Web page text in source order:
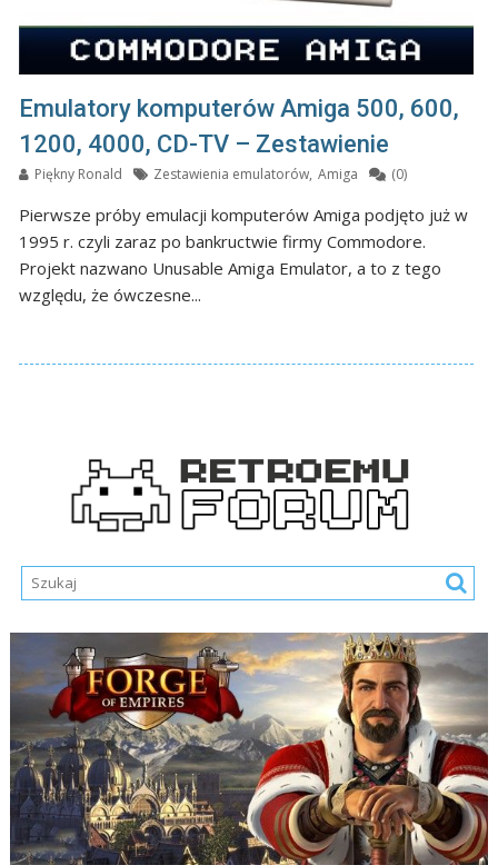
Emulatory komputerów Amiga 500, 600,
1200, 4000, CD-TV – Zestawienie
Piękny Ronald Zestawienia emulatorów, Amiga (0)
Pierwsze próby emulacji komputerów Amiga podjęto już w
1995 r. czyli zaraz po bankructwie firmy Commodore.
Projekt nazwano Unusable Amiga Emulator, a to z tego
względu, że ówczesne...